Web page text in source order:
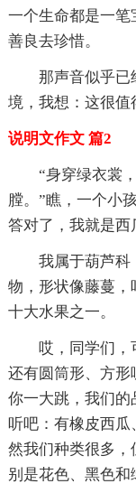
一个生命都是一笔
善良去珍惜。
那声音似乎已
境，我想：这很
说明文作文 篇2
“身穿绿衣裳
膛。”瞧，一个小
答对了，我就是西
我属于葫芦科
物，形状像藤蔓，
十大水果之一。
哎，同学们
还有圆筒形、方
你一大跳，我们
听吧：有橡皮西
然我们种类很多，
别是花色、黑色和